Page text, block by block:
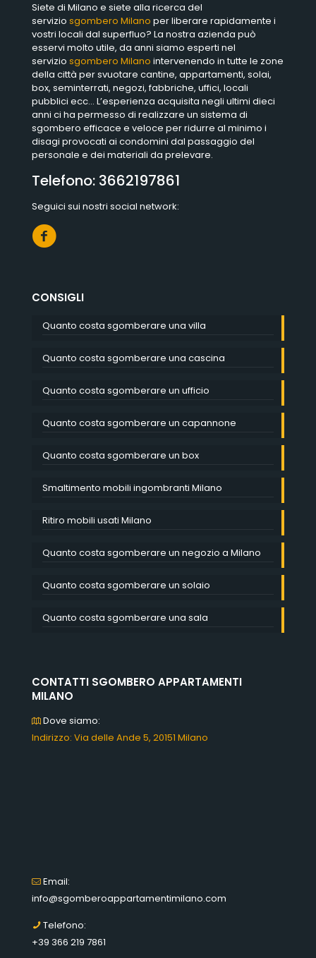
Siete di Milano e siete alla ricerca del
servizio sgombero Milano per liberare rapidamente i
vostri locali dal superfluo? La nostra azienda può
esservi molto utile, da anni siamo esperti nel
servizio sgombero Milano intervenendo in tutte le zone
della città per svuotare cantine, appartamenti, solai,
box, seminterrati, negozi, fabbriche, uffici, locali
pubblici ecc… L’esperienza acquisita negli ultimi dieci
anni ci ha permesso di realizzare un sistema di
sgombero efficace e veloce per ridurre al minimo i
disagi provocati ai condomini dal passaggio del
personale e dei materiali da prelevare.
Telefono: 3662197861
Seguici sui nostri social network:
CONSIGLI
Quanto costa sgomberare una villa
Quanto costa sgomberare una cascina
Quanto costa sgomberare un ufficio
Quanto costa sgomberare un capannone
Quanto costa sgomberare un box
Smaltimento mobili ingombranti Milano
Ritiro mobili usati Milano
Quanto costa sgomberare un negozio a Milano
Quanto costa sgomberare un solaio
Quanto costa sgomberare una sala
CONTATTI SGOMBERO APPARTAMENTI
MILANO
Dove siamo:
Indirizzo: Via delle Ande 5, 20151 Milano
Email:
info@sgomberoappartamentimilano.com
Telefono:
+39 366 219 7861